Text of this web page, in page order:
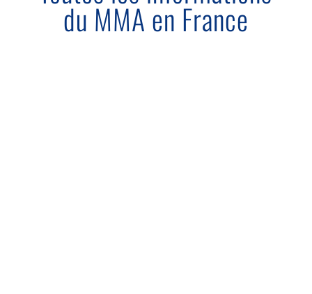
du MMA en France